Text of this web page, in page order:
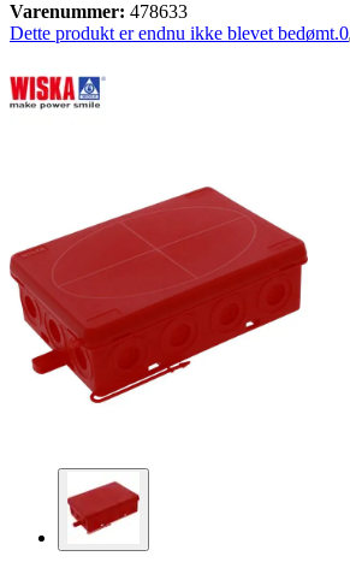
Varenummer: 478633
Dette produkt er endnu ikke blevet bedømt.0